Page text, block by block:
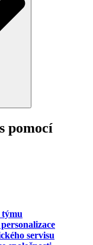
pomocí
týmu
servisu